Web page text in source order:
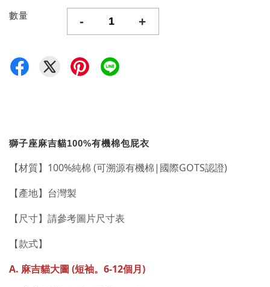
數量 - +
獅子座麻吉貓100%有機棉包屁衣
【材質】 100%純棉 (可溯源有機棉|國際GOTS認證)
【產地】台灣製
【尺寸】請參考圖片尺寸表
【款式】
A. 麻吉貓大圖 (短袖。6-12個月)